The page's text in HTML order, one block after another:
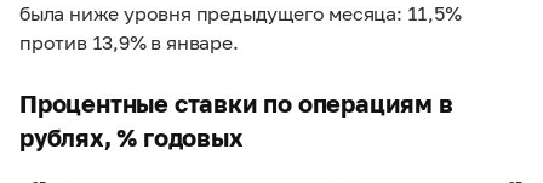
была ниже уровня предыдущего месяца: 11,5%
против 13,9% в январе.
Процентные ставки по операциям в
рублях, % годовых